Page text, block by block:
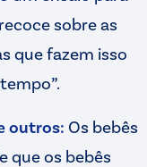
sobre as
que fazem isso
outros: Os bebês
que os bebês